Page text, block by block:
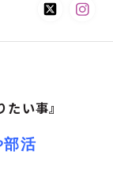
い事』
部活